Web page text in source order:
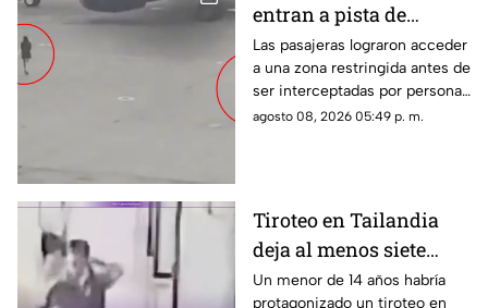
entran a pista de
aeropuerto tras perder
su vuelo; autoridades
logran detenerlas
Las pasajeras lograron acceder
a una zona restringida antes de
ser interceptadas por personal
del aeropuerto.
agosto 08, 2026 05:49 p. m.
Tiroteo en Tailandia
deja al menos siete
muertos
Un menor de 14 años habría
protagonizado un tiroteo en